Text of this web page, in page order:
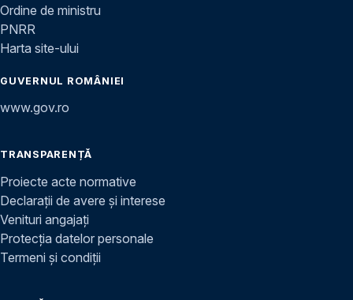
Ordine de ministru
PNRR
Harta site-ului
GUVERNUL ROMÂNIEI
www.gov.ro
TRANSPARENȚĂ
Proiecte acte normative
Declarații de avere și interese
Venituri angajați
Protecția datelor personale
Termeni și condiții